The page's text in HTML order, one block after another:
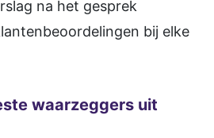
na het gesprek
bij elke
waarzeggers uit